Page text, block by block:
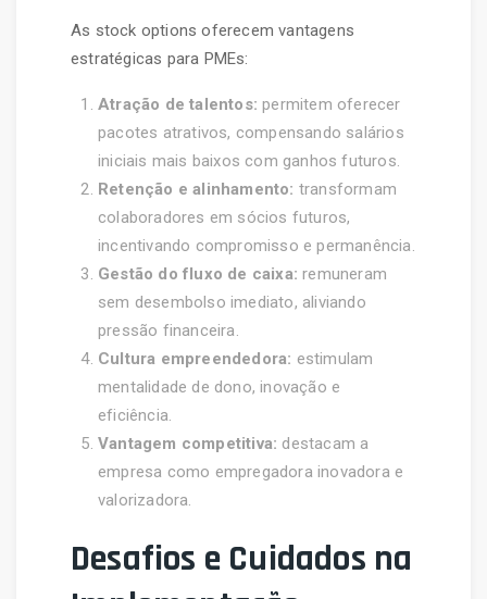
As stock options oferecem vantagens
estratégicas para PMEs:
Atração de talentos: permitem oferecer
pacotes atrativos, compensando salários
iniciais mais baixos com ganhos futuros.
Retenção e alinhamento: transformam
colaboradores em sócios futuros,
incentivando compromisso e permanência.
Gestão do fluxo de caixa: remuneram
sem desembolso imediato, aliviando
pressão financeira.
Cultura empreendedora: estimulam
mentalidade de dono, inovação e
eficiência.
Vantagem competitiva: destacam a
empresa como empregadora inovadora e
valorizadora.
Desafios e Cuidados na